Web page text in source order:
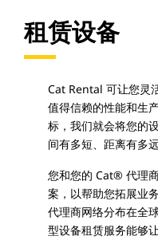
租赁设备
Cat Rental 可让您灵
值得信赖的性能和生
标，我们就会将您的
间有多短、距离有多远
您和您的 Cat® 代理
案，以帮助您拓展业
代理商网络分布在全
型设备租赁服务能够